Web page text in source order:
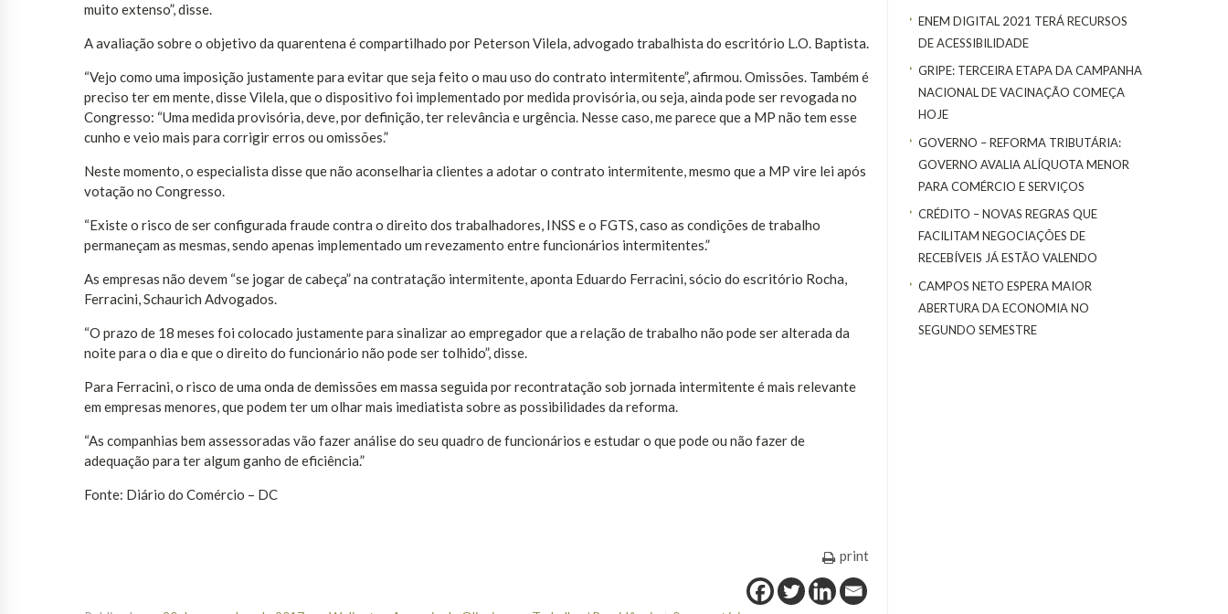
ENEM DIGITAL 2021 TERÁ RECURSOS
DE ACESSIBILIDADE
GRIPE: TERCEIRA ETAPA DA CAMPANHA
NACIONAL DE VACINAÇÃO COMEÇA
HOJE
GOVERNO – REFORMA TRIBUTÁRIA:
GOVERNO AVALIA ALÍQUOTA MENOR
PARA COMÉRCIO E SERVIÇOS
CRÉDITO – NOVAS REGRAS QUE
FACILITAM NEGOCIAÇÕES DE
RECEBÍVEIS JÁ ESTÃO VALENDO
CAMPOS NETO ESPERA MAIOR
ABERTURA DA ECONOMIA NO
SEGUNDO SEMESTRE
muito extenso”, disse.
A avaliação sobre o objetivo da quarentena é compartilhado por Peterson Vilela, advogado trabalhista do escritório L.O. Baptista.
“Vejo como uma imposição justamente para evitar que seja feito o mau uso do contrato intermitente”, afirmou. Omissões. Também é
preciso ter em mente, disse Vilela, que o dispositivo foi implementado por medida provisória, ou seja, ainda pode ser revogada no
Congresso: “Uma medida provisória, deve, por definição, ter relevância e urgência. Nesse caso, me parece que a MP não tem esse
cunho e veio mais para corrigir erros ou omissões.”
Neste momento, o especialista disse que não aconselharia clientes a adotar o contrato intermitente, mesmo que a MP vire lei após
votação no Congresso.
“Existe o risco de ser configurada fraude contra o direito dos trabalhadores, INSS e o FGTS, caso as condições de trabalho
permaneçam as mesmas, sendo apenas implementado um revezamento entre funcionários intermitentes.”
As empresas não devem “se jogar de cabeça” na contratação intermitente, aponta Eduardo Ferracini, sócio do escritório Rocha,
Ferracini, Schaurich Advogados.
“O prazo de 18 meses foi colocado justamente para sinalizar ao empregador que a relação de trabalho não pode ser alterada da
noite para o dia e que o direito do funcionário não pode ser tolhido”, disse.
Para Ferracini, o risco de uma onda de demissões em massa seguida por recontratação sob jornada intermitente é mais relevante
em empresas menores, que podem ter um olhar mais imediatista sobre as possibilidades da reforma.
“As companhias bem assessoradas vão fazer análise do seu quadro de funcionários e estudar o que pode ou não fazer de
adequação para ter algum ganho de eficiência.”
Fonte: Diário do Comércio – DC
print